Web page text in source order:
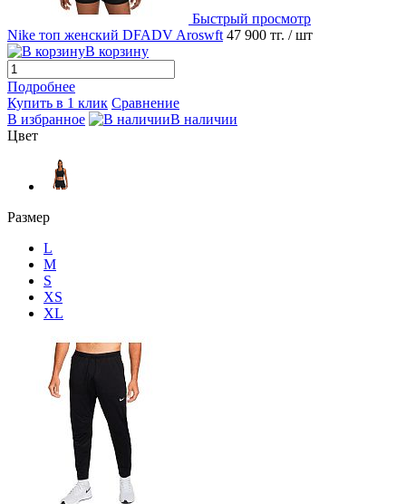
Быстрый просмотр
Nike топ женский DFADV Aroswft 47 900 тг. / шт
В корзину
Подробнее
Купить в 1 клик Сравнение
В избранное
В наличии
Цвет
Размер
L
M
S
XS
XL